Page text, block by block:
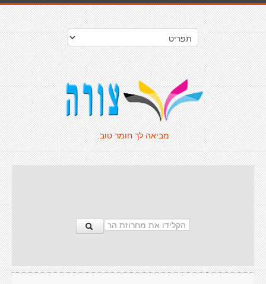
מביאה לך חומר טוב.